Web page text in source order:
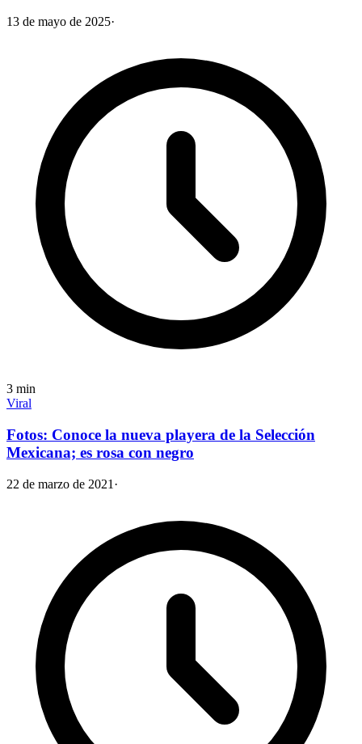
13 de mayo de 2025·
3 min
Viral
Fotos: Conoce la nueva playera de la Selección
Mexicana; es rosa con negro
22 de marzo de 2021 ·